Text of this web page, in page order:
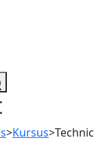
>Kursus>